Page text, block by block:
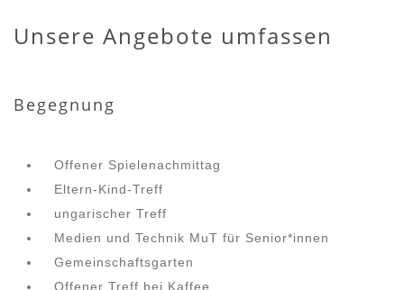
Unsere Angebote umfassen
Begegnung
Offener Spielenachmittag
Eltern-Kind-Treff
ungarischer Treff
Medien und Technik MuT für Senior*innen
Gemeinschaftsgarten
Offener Treff bei Kaffee